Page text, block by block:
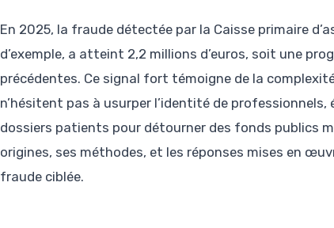
En 2025, la fraude détectée par la Caisse primaire
d’exemple, a atteint 2,2 millions d’euros, soit une
précédentes. Ce signal fort témoigne de la
n’hésitent pas à usurper l’identité de
dossiers patients pour détourner des fonds publics
origines, ses méthodes, et les réponses mises en
fraude ciblée.